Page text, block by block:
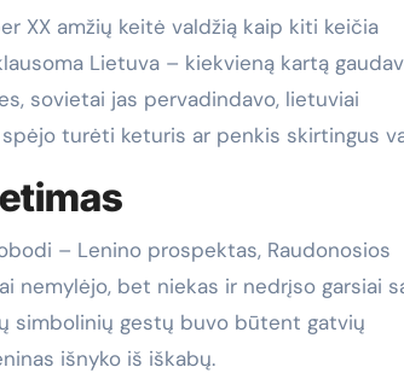
XX amžių keitė valdžią kaip kiti keičia
Lietuva – kiekvieną kartą
sovietai jas pervadindavo, lietuviai
turėti keturis ar penkis skirtingus
– Lenino prospektas, Raudonosios
nemylėjo, bet niekas ir nedrįso garsiai
simbolinių gestų buvo būtent gatvių
išnyko iš iškabų.